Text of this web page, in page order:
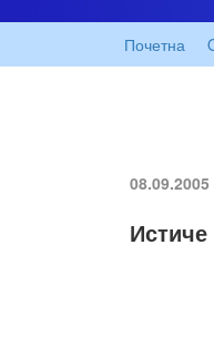
Почетна
08.09.2005